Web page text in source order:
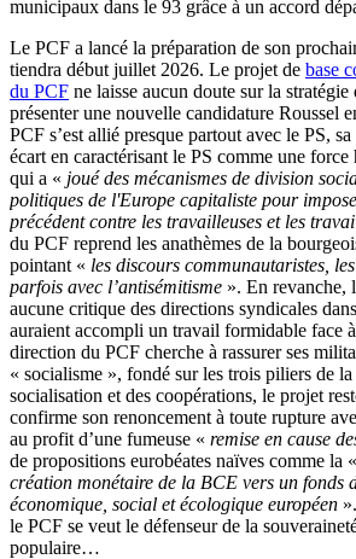
municipaux dans le 93 grâce à un accord
Le PCF a lancé la préparation de son
tiendra début juillet 2026. Le projet de base
du PCF ne laisse aucun doute sur la
présenter une nouvelle candidature Roussel
PCF s’est allié presque partout avec le PS,
écart en caractérisant le PS comme une
qui a « joué des mécanismes de division
politiques de l'Europe capitaliste pour
précédent contre les travailleuses et les
du PCF reprend les anathèmes de la
pointant « les discours communautaristes,
parfois avec l’antisémitisme ». En revanche,
aucune critique des directions syndicales
auraient accompli un travail formidable face
direction du PCF cherche à rassurer ses
« socialisme », fondé sur les trois piliers de
socialisation et des coopérations, le projet
confirme son renoncement à toute rupture
au profit d’une fumeuse « remise en cause
de propositions eurobéates naïves comme la «
création monétaire de la BCE vers un fonds
économique, social et écologique européen
le PCF se veut le défenseur de la
populaire…